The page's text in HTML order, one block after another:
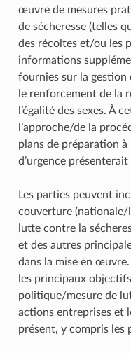
œuvre de mesures
de sécheresse (telles
des récoltes et/ou les
informations
fournies sur la gestion
le renforcement de la
l’égalité des sexes. À
l’approche/de la
plans de préparation à
d’urgence
Les parties peuvent
couverture (nationale/
lutte contre la
et des autres
dans la mise en
les principaux
politique/mesure de
actions entreprises et
présent, y compris les